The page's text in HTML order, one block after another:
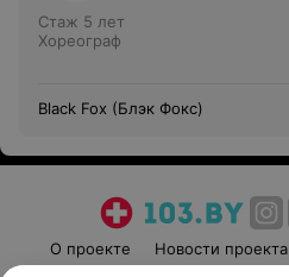
Стаж 5 лет
Хореограф
Black Fox (Блэк Фокс)
О проекте Новости проекта